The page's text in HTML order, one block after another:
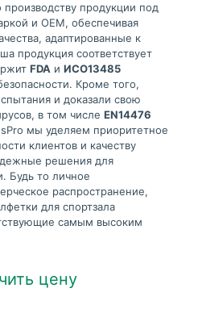
производству продукции под
и OEM, обеспечивая
адаптированные к
продукция соответствует
FDA и ИСО13485
Кроме того,
и доказали свою
в том числе EN14476
мы уделяем приоритетное
клиентов и качеству
решения для
Будь то личное
распространение,
для спортзала
самым высоким
цену